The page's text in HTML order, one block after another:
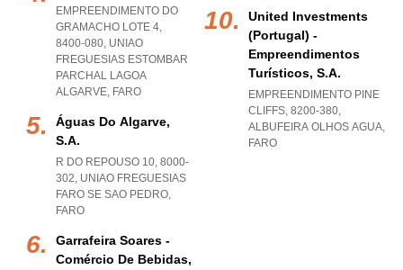
EMPREENDIMENTO DO
GRAMACHO LOTE 4,
8400-080, UNIAO
FREGUESIAS ESTOMBAR
PARCHAL LAGOA
ALGARVE, FARO
Águas Do Algarve,
S.a.
R DO REPOUSO 10, 8000-
302, UNIAO FREGUESIAS
FARO SE SAO PEDRO,
FARO
Garrafeira Soares -
Comércio De Bebidas,
United Investments
(portugal) -
Empreendimentos
Turísticos, S.a.
EMPREENDIMENTO PINE
CLIFFS, 8200-380,
ALBUFEIRA OLHOS AGUA,
FARO